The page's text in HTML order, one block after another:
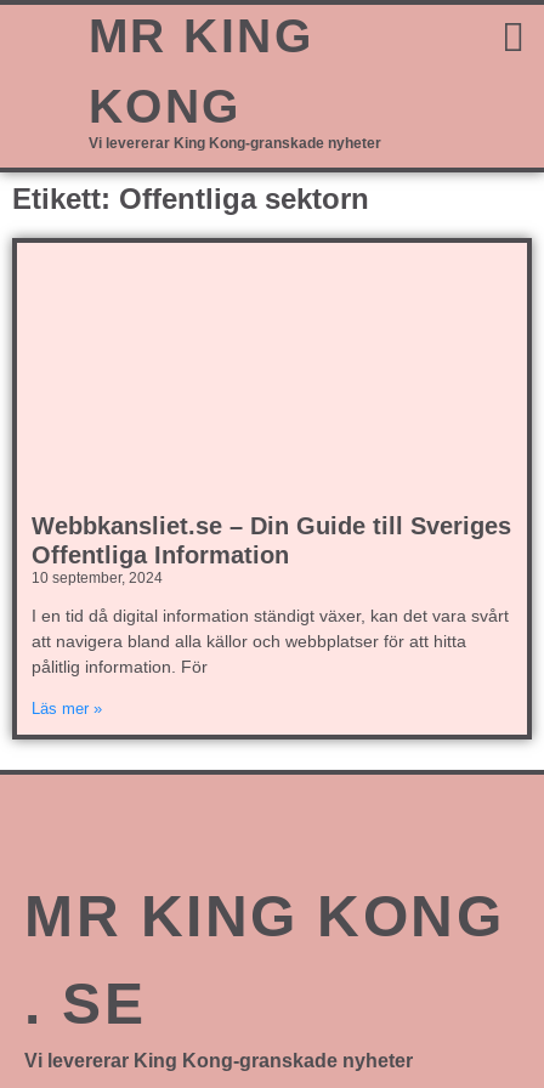
MR KING
KONG
Vi levererar King Kong-granskade nyheter
Etikett: Offentliga sektorn
Webbkansliet.se – Din Guide till Sveriges
Offentliga Information
10 september, 2024
I en tid då digital information ständigt växer, kan det vara svårt
att navigera bland alla källor och webbplatser för att hitta
pålitlig information. För
Läs mer »
MR KING KONG
. SE
Vi levererar King Kong-granskade nyheter